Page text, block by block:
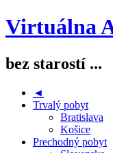
Virtuálna
bez starostí ...
◄
Trvalý pobyt
Bratislava
Košice
Prechodný pobyt